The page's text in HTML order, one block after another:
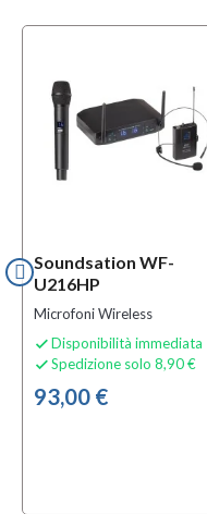
Soundsation WF-
U216HP
Microfoni Wireless
 Disponibilità immediata
 Spedizione solo 8,90 €
93,00 €